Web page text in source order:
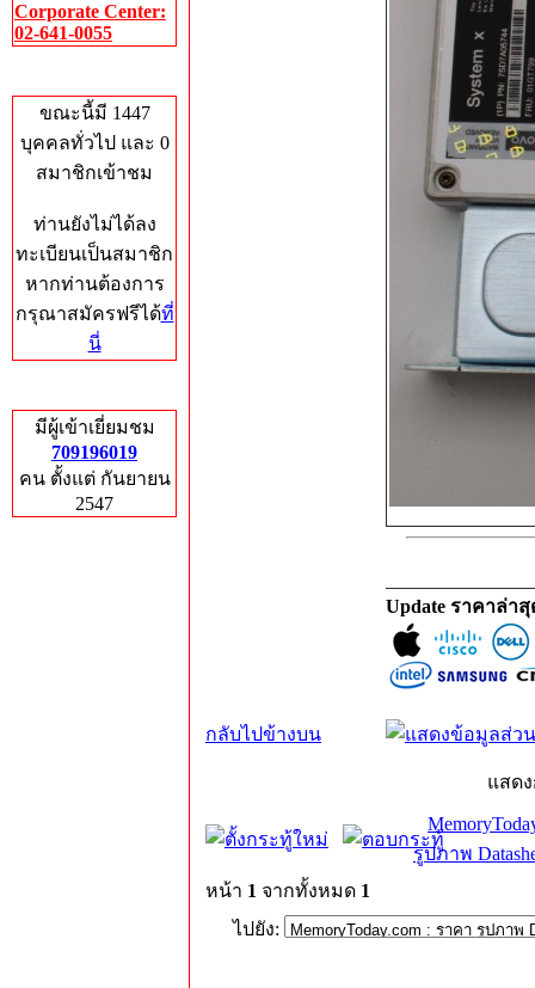
Corporate Center:
02-641-0055
ขณะนี้มี 1447
บุคคลทั่วไป และ 0
สมาชิกเข้าชม
ท่านยังไม่ได้ลง
ทะเบียนเป็นสมาชิก
หากท่านต้องการ
กรุณาสมัครฟรีได้ที่
นี่
มีผู้เข้าเยี่ยมชม
709196019
คน ตั้งแต่ กันยายน
2547
Update ราคาล่า
กลับไปข้างบน
แสด
รูปภาพ
หน้า 1 จากทั้งหมด 1
ไปยัง: